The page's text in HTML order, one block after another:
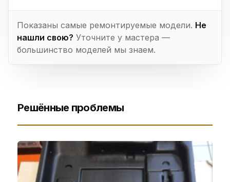
Показаны самые ремонтируемые модели. Не
нашли свою? Уточните у мастера —
большинство моделей мы знаем.
Решённые проблемы